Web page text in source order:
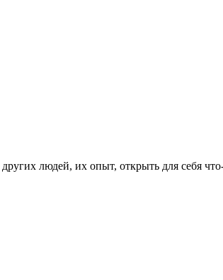
людей, их опыт, открыть для себя